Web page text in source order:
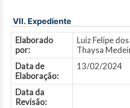
VII. Expediente
Elaborado
por:
Luiz Felipe
Thaysa
Data de
Elaboração:
13/02/2024
Data da
Revisão: